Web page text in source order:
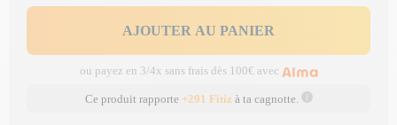
AJOUTER AU PANIER
ou payez en 3/4x sans frais dès 100€ avec
Ce produit rapporte +291 Fitizà ta cagnotte.